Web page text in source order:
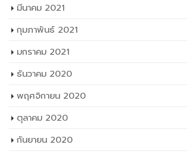
มีนาคม 2021
กุมภาพันธ์ 2021
มกราคม 2021
ธันวาคม 2020
พฤศจิกายน 2020
ตุลาคม 2020
กันยายน 2020